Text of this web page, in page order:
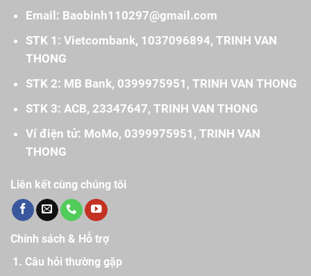
Email: Baobinh110297@gmail.com
STK 1: Vietcombank, 1037096894, TRINH VAN
THONG
STK 2: MB Bank, 0399975951, TRINH VAN THONG
STK 3: ACB, 23347647, TRINH VAN THONG
Ví điện tử: MoMo, 0399975951, TRINH VAN
THONG
Liên kết cùng chúng tôi
Chính sách & Hỗ trợ
Câu hỏi thường gặp